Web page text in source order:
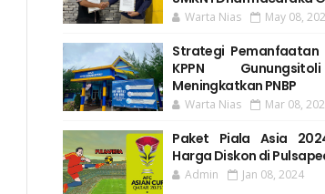
Warta Nias May 08,
Strategi Pemanfaatan
KPPN
Meningkatkan PNBP
Warta Nias Mar 08,
Paket Piala Asia
Harga Diskon di
Admin Jan 08, 2024